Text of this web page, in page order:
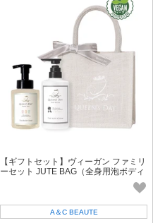
【ギフトセット】ヴィーガン ファミリ
ーセット JUTE BAG（全身用泡ボディ
A＆C BEAUTE